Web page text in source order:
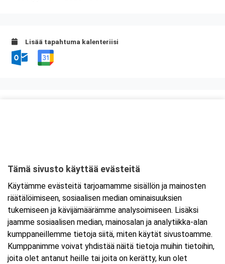
Lisää tapahtuma kalenteriisi
Tarkempi kartta ja ajo-ohjeet
Tämä sivusto käyttää evästeitä
Käytämme evästeitä tarjoamamme sisällön ja mainosten
räätälöimiseen, sosiaalisen median ominaisuuksien
tukemiseen ja kävijämäärämme analysoimiseen. Lisäksi
jaamme sosiaalisen median, mainosalan ja analytiikka-alan
kumppaneillemme tietoja siitä, miten käytät sivustoamme.
Kumppanimme voivat yhdistää näitä tietoja muihin tietoihin,
joita olet antanut heille tai joita on kerätty, kun olet